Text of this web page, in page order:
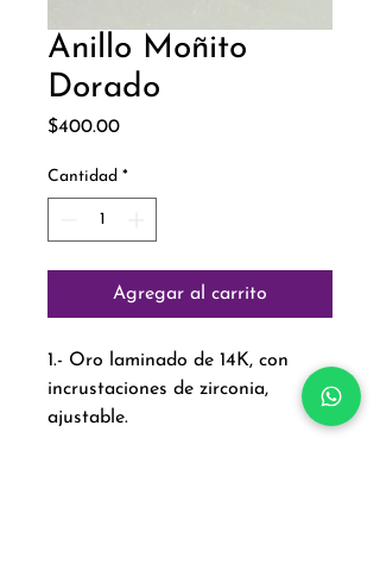
Anillo Moñito
Dorado
$400.00Precio
Cantidad *
Agregar al carrito
1.- Oro laminado de 14K, con
incrustaciones de zirconia,
ajustable.